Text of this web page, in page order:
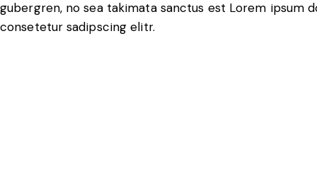
gubergren, no sea takimata sanctus est Lorem ipsum
consetetur sadipscing elitr.